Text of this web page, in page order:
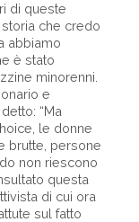
di queste
che credo
abbiamo
è stato
minorenni.
e
“Ma
le donne
brutte, persone
non riescono
questa
di cui ora
sul fatto